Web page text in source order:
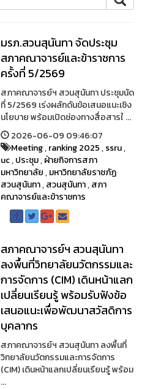
มรภ.สวนสุนันทา จัดประชุม
สภาคณาจารย์และข้าราชการ
ครั้งที่ 5/2569
สภาคณาจารย์ฯ สวนสุนันทา ประชุมนัด
ที่ 5/2569 เร่งผลักดันข้อเสนอแนะเชิง
นโยบาย พร้อมเปิดช่องทางสื่อสารใ ...
2026-06-09 09:46:07
Meeting,ranking 2025,ssru,
uc,ประชุม,ฝ่ายกิจการสภา
มหาวิทยาลัย,มหาวิทยาลัยราชภัฏ
สวนสุนันทา,สวนสุนันทา,สภา
คณาจารย์และข้าราชการ
สภาคณาจารย์ฯ สวนสุนันทา
ลงพื้นที่วิทยาลัยนวัตกรรมและ
การจัดการ (CIM) เดินหน้าแลก
เปลี่ยนเรียนรู้ พร้อมรับฟังข้อ
เสนอแนะเพื่อพัฒนาสวัสดิการ
บุคลากร
สภาคณาจารย์ฯ สวนสุนันทา ลงพื้นที่
วิทยาลัยนวัตกรรมและการจัดการ
(CIM) เดินหน้าแลกเปลี่ยนเรียนรู้ พร้อม
...